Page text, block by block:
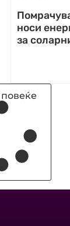
носи
за
повеќе